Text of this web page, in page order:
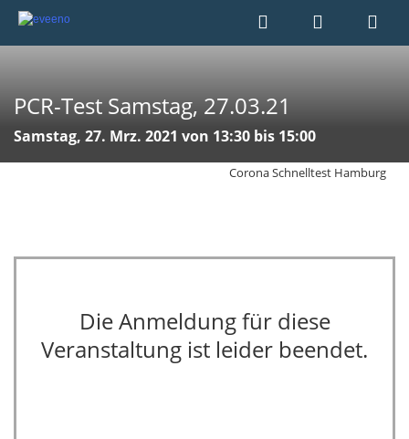
PCR-Test Samstag, 27.03.21
Samstag, 27. Mrz. 2021 von 13:30 bis 15:00
Corona Schnelltest Hamburg
Die Anmeldung für diese
Veranstaltung ist leider beendet.